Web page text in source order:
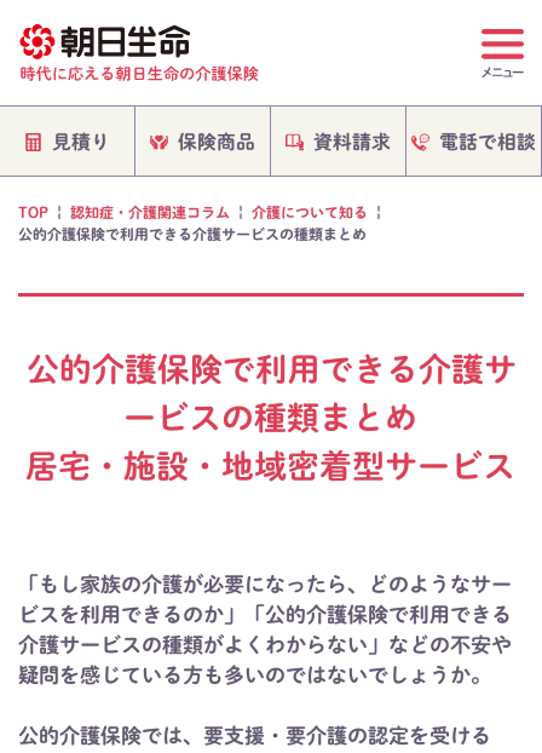
見積り 保険商品 資料請求 電話で相談
TOP | 認知症・介護関連コラム | 介護について知る |
公的介護保険で利用できる介護サービスの種類まとめ
公的介護保険で利用できる介護サ
ービスの種類まとめ
居宅・施設・地域密着型サービス
「もし家族の介護が必要になったら、どのようなサー
ビスを利用できるのか」「公的介護保険で利用できる
介護サービスの種類がよくわからない」などの不安や
疑問を感じている方も多いのではないでしょうか。
公的介護保険では、要支援・要介護の認定を受ける